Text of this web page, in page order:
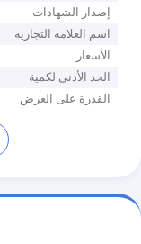
إصدار الشهادات
اسم العلامة التجارية
الأسعار
الحد الأدنى لكمية
القدرة على العرض